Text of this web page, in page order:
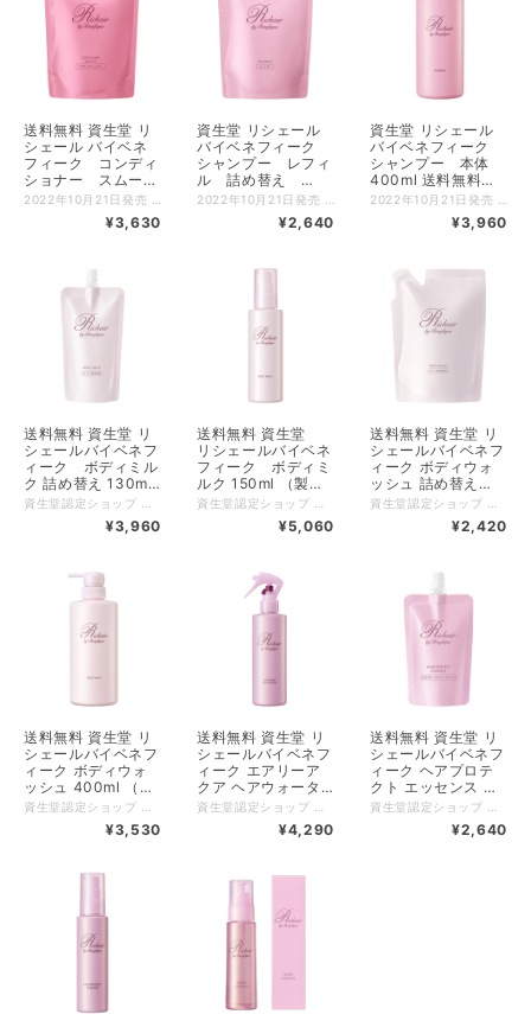
送料無料 資生堂 リ
シェール バイベネ
フィーク コンディ
ショナー スムー
ス レフィル 詰め
コード136543）
¥3,630
資生堂 リシェール
バイベネフィーク
シャンプー レフィ
ル 詰め替え
300ml 送料無料
¥2,640
資生堂 リシェール
バイベネフィーク
シャンプー 本体
400ml 送料無料
（製品コード
¥3,960
送料無料 資生堂 リ
シェールバイベネフ
ィーク ボディミル
ク 詰め替え 130ml
（製品コード
¥3,960
送料無料 資生堂
リシェールバイベネ
フィーク ボディミ
ルク 150ml （製品
コード136451）
¥5,060
送料無料 資生堂 リ
シェールバイベネフ
ィーク ボディウォ
ッシュ 詰め替え
300ml （製品コー
¥2,420
送料無料 資生堂 リ
シェールバイベネフ
ィーク ボディウォ
ッシュ 400ml （製
品コード136475）
¥3,530
送料無料 資生堂 リ
シェールバイベネフ
ィーク エアリーア
クア ヘアウォータ
ー 本体＆詰め替え
¥4,290
送料無料 資生堂 リ
シェールバイベネフ
ィーク ヘアプロテ
クト エッセンス 詰
め替え 80ml 日中用
（製品コード¥2,640